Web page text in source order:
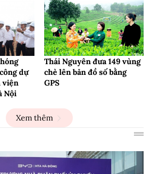
dự
viện
Nội
Thái Nguyên đưa 149 vùng
chè lên bản đồ số bằng
GPS
Xem thêm